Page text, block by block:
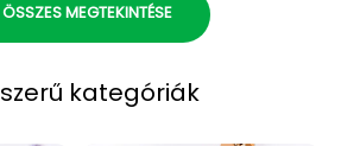
MEGTEKINTÉSE
kategóriák